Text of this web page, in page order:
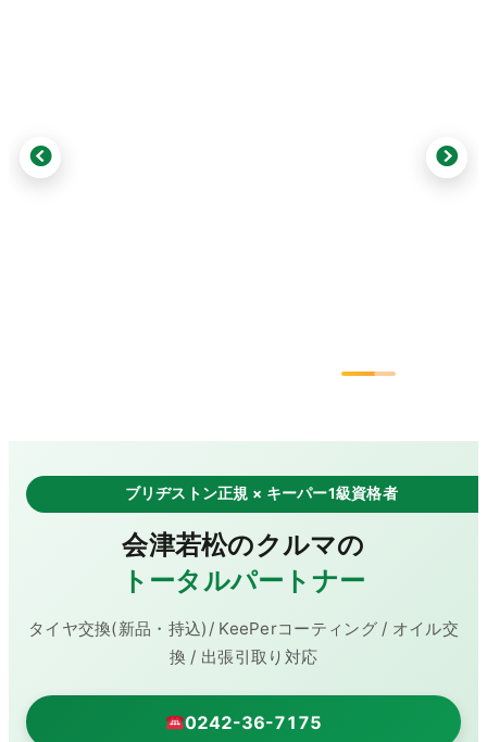
ブリヂストン正規 × キーパー1級資格者
会津若松のクルマの
トータルパートナー
タイヤ交換(新品・持込)/ KeePerコーティング / オイル交
換 / 出張引取り対応
0242-36-7175